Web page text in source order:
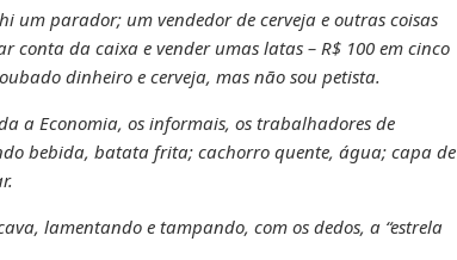
um parador; um vendedor de cerveja e outras coisas
conta da caixa e vender umas latas – R$ 100 em cinco
dinheiro e cerveja, mas não sou petista.
a Economia, os informais, os trabalhadores de
bebida, batata frita; cachorro quente, água; capa de
lamentando e tampando, com os dedos, a “estrela